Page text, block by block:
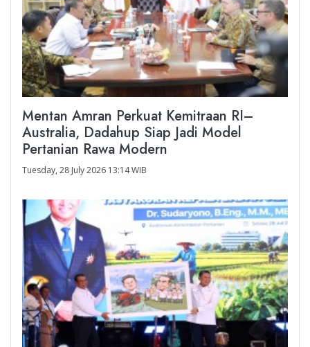
Mentan Amran Perkuat Kemitraan RI–
Australia, Dadahup Siap Jadi Model
Pertanian Rawa Modern
Tuesday, 28 July 2026 13:14 WIB